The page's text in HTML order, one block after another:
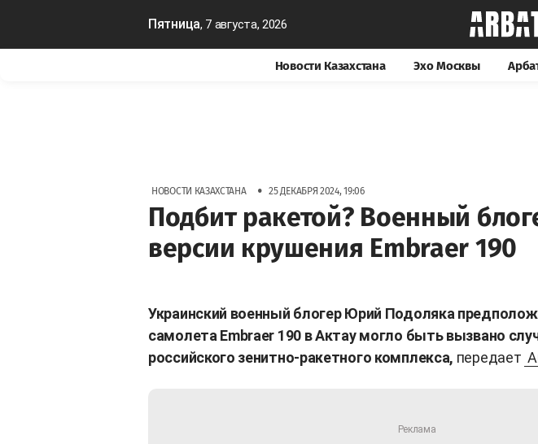
Пятница, 7 августа, 2026
Новости Казахстана Эхо Москвы
НОВОСТИ КАЗАХСТАНА • 25 ДЕКАБРЯ 2024, 19:06
Подбит ракетой? Военный
версии крушения Embraer 190
Украинский военный блогер Юрий Подоляка
самолета Embraer 190 в Актау могло быть вызвано
российского зенитно-ракетного комплекса, передает